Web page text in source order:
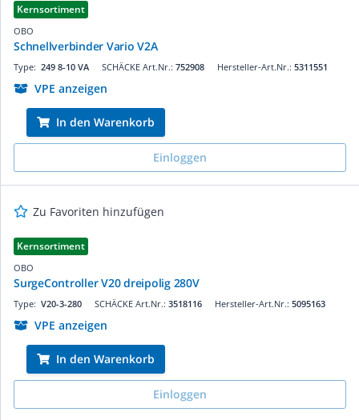
Kernsortiment
OBO
Schnellverbinder Vario V2A
SCHÄCKE Art.Nr.: 752908
Type: 249 8-10 VA Hersteller-Art.Nr.: 5311551
VPE anzeigen
In den Warenkorb
Einloggen
Zu Favoriten hinzufügen
Kernsortiment
OBO
SurgeController V20 dreipolig 280V
SCHÄCKE Art.Nr.: 3518116
Type: V20-3-280 Hersteller-Art.Nr.: 5095163
VPE anzeigen
In den Warenkorb
Einloggen